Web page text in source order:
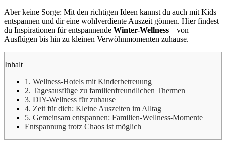
Aber keine Sorge: Mit den richtigen Ideen kannst du auch mit Kids
entspannen und dir eine wohlverdiente Auszeit gönnen. Hier findest
du Inspirationen für entspannende Winter-Wellness – von
Ausflügen bis hin zu kleinen Verwöhnmomenten zuhause.
Inhalt
1. Wellness-Hotels mit Kinderbetreuung
2. Tagesausflüge zu familienfreundlichen Thermen
3. DIY-Wellness für zuhause
4. Zeit für dich: Kleine Auszeiten im Alltag
5. Gemeinsam entspannen: Familien-Wellness-Momente
Entspannung trotz Chaos ist möglich